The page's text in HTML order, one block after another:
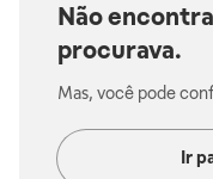
Não
procurava.
Mas, você pode
Ir